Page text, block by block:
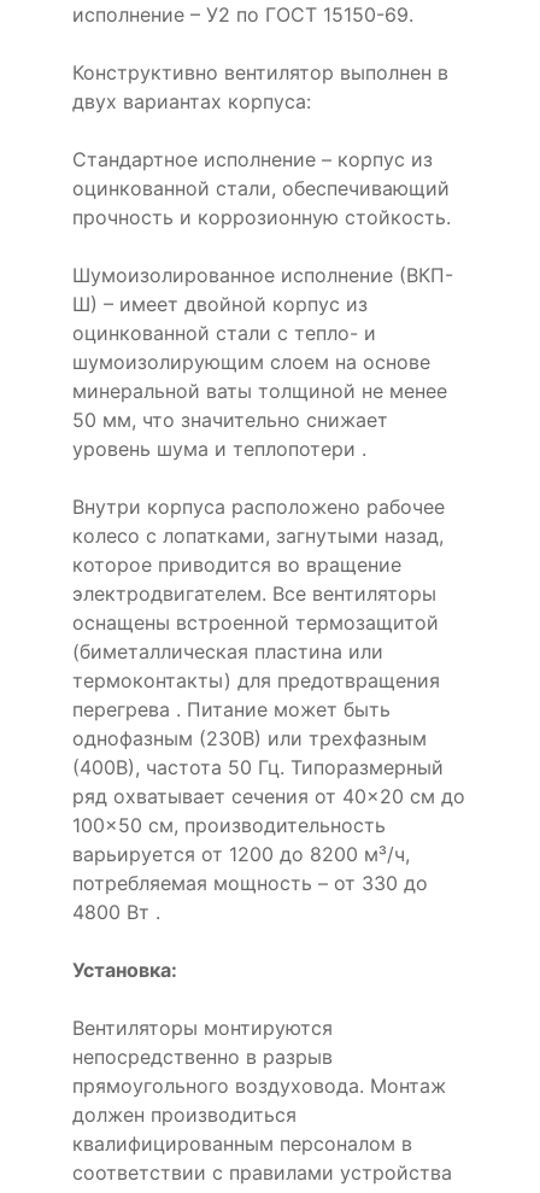
исполнение – У2 по ГОСТ 15150-69.
Конструктивно вентилятор выполнен в
двух вариантах корпуса:
Стандартное исполнение – корпус из
оцинкованной стали, обеспечивающий
прочность и коррозионную стойкость.
Шумоизолированное исполнение (ВКП-
Ш) – имеет двойной корпус из
оцинкованной стали с тепло- и
шумоизолирующим слоем на основе
минеральной ваты толщиной не менее
50 мм, что значительно снижает
уровень шума и теплопотери .
Внутри корпуса расположено рабочее
колесо с лопатками, загнутыми назад,
которое приводится во вращение
электродвигателем. Все вентиляторы
оснащены встроенной термозащитой
(биметаллическая пластина или
термоконтакты) для предотвращения
перегрева . Питание может быть
однофазным (230В) или трехфазным
(400В), частота 50 Гц. Типоразмерный
ряд охватывает сечения от 40×20 см до
100×50 см, производительность
варьируется от 1200 до 8200 м³/ч,
потребляемая мощность – от 330 до
4800 Вт .
Установка:
Вентиляторы монтируются
непосредственно в разрыв
прямоугольного воздуховода. Монтаж
должен производиться
квалифицированным персоналом в
соответствии с правилами устройства